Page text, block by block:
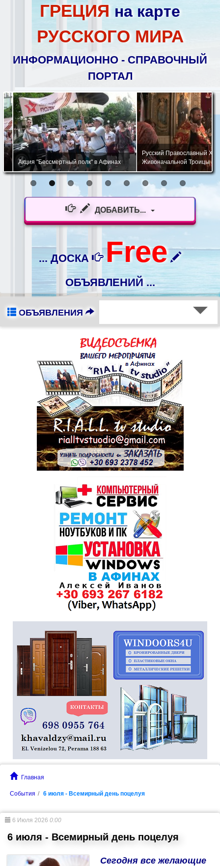
ГРЕЦИЯ на карте
РУССКОГО МИРА
ИНФОРМАЦИОННО - СПРАВОЧНЫЙ
ПОРТАЛ
Акция "Бессмертный полк" в Афинах
Русский Православный Храм
Живоначальной Троицы в
ДОБАВИТЬ...
... ДОСКА Free
ОБЪЯВЛЕНИЙ ...
ОБЪЯВЛЕНИЯ
Главная
События 6 июля - Всемирный день поцелуя
6 Июля 2026 0:00
6 июля - Всемирный день поцелуя
Сегодня все желающие